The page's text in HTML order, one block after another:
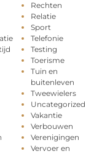
Rechten
Relatie
Sport
Telefonie
Testing
Toerisme
Tuin en
buitenleven
Tweewielers
Uncategorized
Vakantie
Verbouwen
Verenigingen
Vervoer en